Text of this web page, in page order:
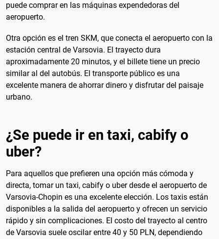
puede comprar en las máquinas expendedoras del
aeropuerto.
Otra opción es el tren SKM, que conecta el aeropuerto con la
estación central de Varsovia. El trayecto dura
aproximadamente 20 minutos, y el billete tiene un precio
similar al del autobús. El transporte público es una
excelente manera de ahorrar dinero y disfrutar del paisaje
urbano.
¿Se puede ir en taxi, cabify o
uber?
Para aquellos que prefieren una opción más cómoda y
directa, tomar un taxi, cabify o uber desde el aeropuerto de
Varsovia-Chopin es una excelente elección. Los taxis están
disponibles a la salida del aeropuerto y ofrecen un servicio
rápido y sin complicaciones. El costo del trayecto al centro
de Varsovia suele oscilar entre 40 y 50 PLN, dependiendo